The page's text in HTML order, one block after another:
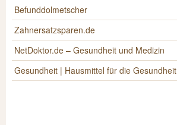
Befunddolmetscher
Zahnersatzsparen.de
NetDoktor.de – Gesundheit und Medizin
Gesundheit | Hausmittel für die Gesundheit